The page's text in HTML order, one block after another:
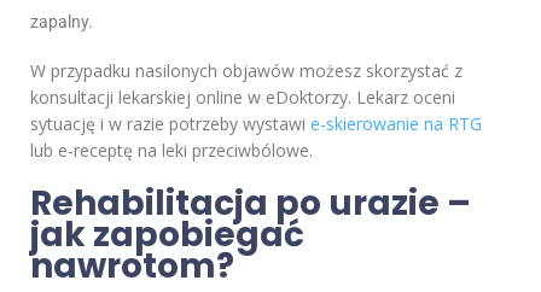
zapalny.
W przypadku nasilonych objawów możesz skorzystać z
konsultacji lekarskiej online w eDoktorzy. Lekarz oceni
sytuację i w razie potrzeby wystawi e-skierowanie na RTG
lub e-receptę na leki przeciwbólowe.
Rehabilitacja po urazie –
jak zapobiegać
nawrotom?